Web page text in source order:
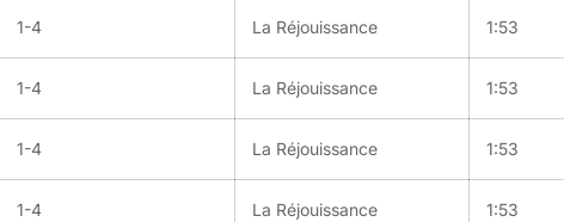
1-4 La Réjouissance 1:53
1-4 La Réjouissance 1:53
1-4 La Réjouissance 1:53
1-4 La Réjouissance 1:53